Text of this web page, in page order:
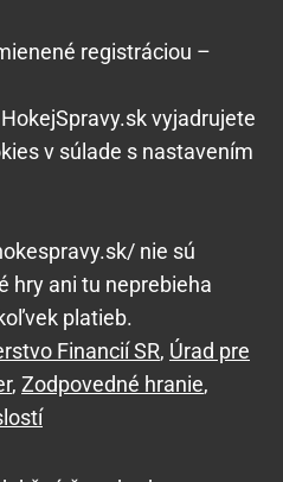
registráciou –
vyjadrujete
v súlade s nastavením
nie sú
hry ani tu neprebieha
platieb.
Financií SR, Úrad pre
, Zodpovedné hranie,